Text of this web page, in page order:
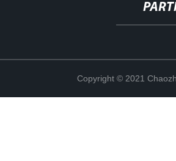
Copyright © 2021